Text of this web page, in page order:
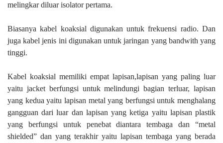
melingkar diluar isolator pertama.
Biasanya kabel koaksial digunakan untuk frekuensi radio. Dan
juga kabel jenis ini digunakan untuk jaringan yang bandwith yang
tinggi.
Kabel koaksial memiliki empat lapisan,lapisan yang paling luar
yaitu jacket berfungsi untuk melindungi bagian terluar, lapisan
yang kedua yaitu lapisan metal yang berfungsi untuk menghalang
gangguan dari luar dan lapisan yang ketiga yaitu lapisan plastik
yang berfungsi untuk penebat diantara tembaga dan “metal
shielded” dan yang terakhir yaitu lapisan tembaga yang berada